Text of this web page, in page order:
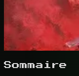
Sommaire